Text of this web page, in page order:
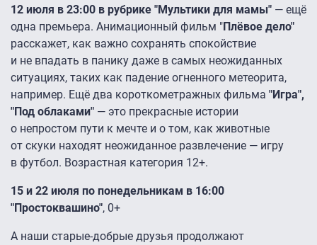
12 июля в 23:00 в рубрике "Мультики для мамы" — ещё
одна премьера. Анимационный фильм "Плёвое дело"
расскажет, как важно сохранять спокойствие
и не впадать в панику даже в самых неожиданных
ситуациях, таких как падение огненного метеорита,
например. Ещё два короткометражных фильма "Игра",
"Под облаками" — это прекрасные истории
о непростом пути к мечте и о том, как животные
от скуки находят неожиданное развлечение — игру
в футбол. Возрастная категория 12+.
15 и 22 июля по понедельникам в 16:00
"Простоквашино", 0+
А наши старые-добрые друзья продолжают